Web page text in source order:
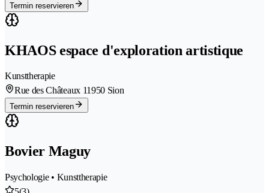
Termin reservieren
KHAOS espace d'exploration artistique
Kunsttherapie
Rue des Châteaux 11950 Sion
Termin reservieren
Bovier Maguy
Psychologie • Kunsttherapie